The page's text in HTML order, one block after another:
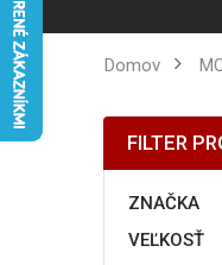
Domov
FILTER
ZNAČKA
VEĽKOSŤ